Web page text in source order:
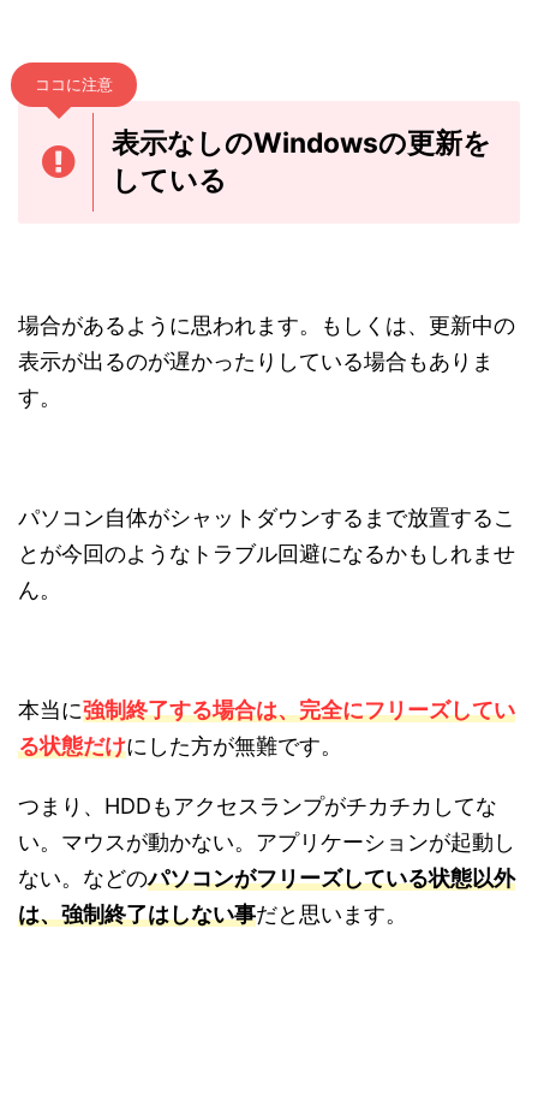
ココに注意
表示なしのWindowsの更新を
している
場合があるように思われます。もしくは、更新中の
表示が出るのが遅かったりしている場合もありま
す。
パソコン自体がシャットダウンするまで放置するこ
とが今回のようなトラブル回避になるかもしれませ
ん。
本当に強制終了する場合は、完全にフリーズしてい
る状態だけにした方が無難です。
つまり、HDDもアクセスランプがチカチカしてな
い。マウスが動かない。アプリケーションが起動し
ない。などのパソコンがフリーズしている状態以外
は、強制終了はしない事だと思います。